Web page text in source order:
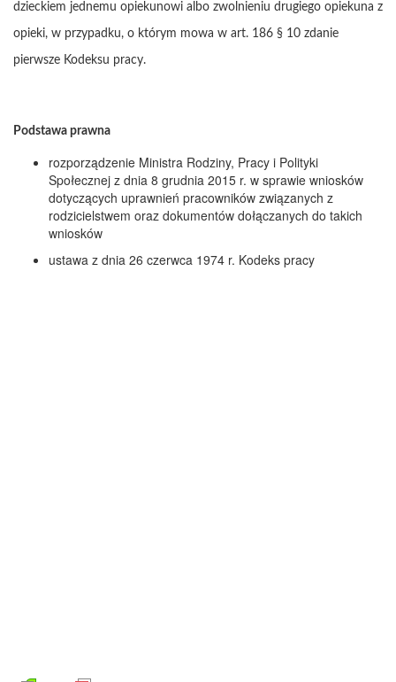
dzieckiem jednemu opiekunowi albo zwolnieniu drugiego opiekuna z
opieki, w przypadku, o którym mowa w art. 186 § 10 zdanie
pierwsze Kodeksu pracy.
Podstawa prawna
rozporządzenie Ministra Rodziny, Pracy i Polityki
Społecznej z dnia 8 grudnia 2015 r. w sprawie wniosków
dotyczących uprawnień pracowników związanych z
rodzicielstwem oraz dokumentów dołączanych do takich
wniosków
ustawa z dnia 26 czerwca 1974 r. Kodeks pracy